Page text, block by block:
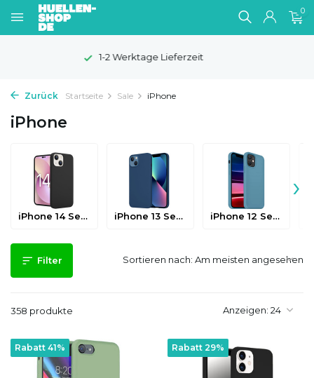
0
100 Tage Widerrufsrecht
Zurück Startseite Sale iPhone
iPhone
iPhone 14 Serie iPhone 13 Serie iPhone 12 Serie
›
Filter
358 produkte Anzeigen:
Sortieren nach:
Rabatt 41% Rabatt 29%